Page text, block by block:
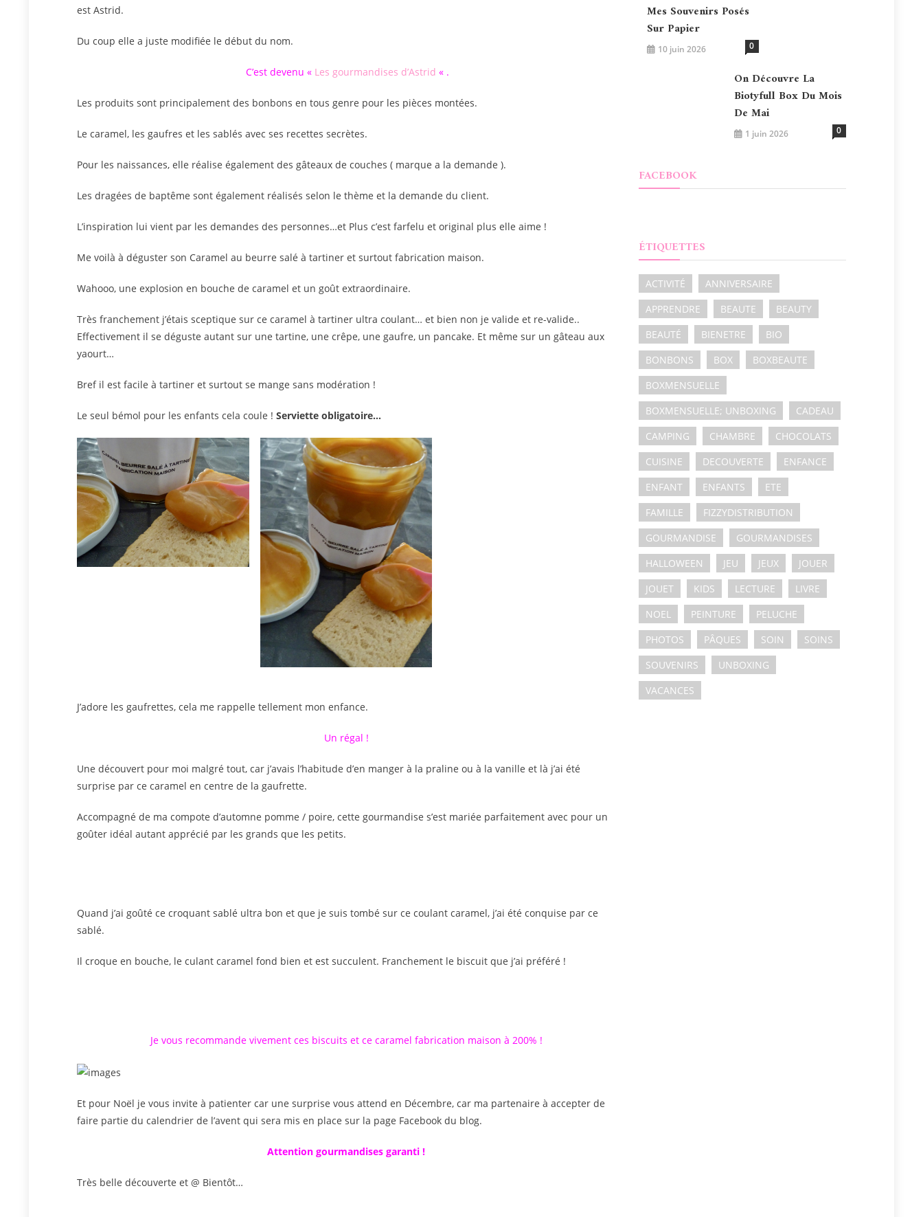
est Astrid.
Du coup elle a juste modifiée le début du nom.
C’est devenu « Les gourmandises d’Astrid « .
Les produits sont principalement des bonbons en tous genre pour les pièces montées.
Le caramel, les gaufres et les sablés avec ses recettes secrètes.
Pour les naissances, elle réalise également des gâteaux de couches ( marque a la demande ).
Les dragées de baptême sont également réalisés selon le thème et la demande du client.
L’inspiration lui vient par les demandes des personnes…et Plus c’est farfelu et original plus elle aime !
Me voilà à déguster son Caramel au beurre salé à tartiner et surtout fabrication maison.
Wahooo, une explosion en bouche de caramel et un goût extraordinaire.
Très franchement j’étais sceptique sur ce caramel à tartiner ultra coulant… et bien non je valide et re-valide..
Effectivement il se déguste autant sur une tartine, une crêpe, une gaufre, un pancake. Et même sur un gâteau aux
yaourt…
Bref il est facile à tartiner et surtout se mange sans modération !
Le seul bémol pour les enfants cela coule ! Serviette obligatoire…
J’adore les gaufrettes, cela me rappelle tellement mon enfance.
Un régal !
Une découvert pour moi malgré tout, car j’avais l’habitude d’en manger à la praline ou à la vanille et là j’ai été
surprise par ce caramel en centre de la gaufrette.
Accompagné de ma compote d’automne pomme / poire, cette gourmandise s’est mariée parfaitement avec pour un
goûter idéal autant apprécié par les grands que les petits.
Quand j’ai goûté ce croquant sablé ultra bon et que je suis tombé sur ce coulant caramel, j’ai été conquise par ce
sablé.
Il croque en bouche, le culant caramel fond bien et est succulent. Franchement le biscuit que j’ai préféré !
Je vous recommande vivement ces biscuits et ce caramel fabrication maison à 200% !
Et pour Noël je vous invite à patienter car une surprise vous attend en Décembre, car ma partenaire à accepter de
faire partie du calendrier de l’avent qui sera mis en place sur la page Facebook du blog.
Attention gourmandises garanti !
Très belle découverte et @ Bientôt…
Mes Souvenirs Posés
Sur Papier
10 juin 2026 0
On Découvre La
Biotyfull Box Du Mois
De Mai
1 juin 2026 0
FACEBOOK
ÉTIQUETTES
ACTIVITÉ
ANNIVERSAIRE
APPRENDRE
BEAUTE
BEAUTY
BEAUTÉ
BIENETRE
BIO
BONBONS
BOX
BOXBEAUTE
BOXMENSUELLE
BOXMENSUELLE; UNBOXING
CADEAU
CAMPING
CHAMBRE
CHOCOLATS
CUISINE
DECOUVERTE
ENFANCE
ENFANT
ENFANTS
ETE
FAMILLE
FIZZYDISTRIBUTION
GOURMANDISE
GOURMANDISES
HALLOWEEN
JEU JEUX
JOUER
JOUET
KIDS LECTURE
LIVRE
NOEL
PEINTURE
PELUCHE
PHOTOS
PÂQUES SOIN
SOINS
SOUVENIRS
UNBOXING
VACANCES